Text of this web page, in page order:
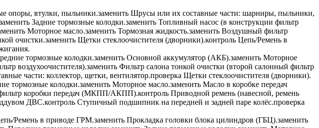
опоры, втулки, пыльники.заменить Шрусы или их составные части: шарниры, пыльники,
Задние тормозные колодки.заменить Топливный насос (в конструкции фильтр
Моторное масло.заменить Тормозная жидкость.заменить Воздушный фильтр
очистки.заменить Щетки стеклоочистителя (дворники).контроль Цепь/Ремень в
тормозные колодки.заменить Основной аккумулятор (АКБ).заменить Моторное
воздухоочистителя).заменить Фильтр салона тонкой очистки (второй салонный фильтр
части: коллектор, щетки, вентилятор.проверка Щетки стеклоочистителя (дворники).
тормозные колодки.заменить Моторное масло.заменить Масло в коробке передач
коробки передач (МКПП/АКПП).контроль Приводной ремень (навесной, ремень
ДВС.контроль Ступичный подшипник на передней и задней паре колёс.проверка
Ремень в приводе ГРМ.заменить Прокладка головки блока цилиндров (ГБЦ).заменить